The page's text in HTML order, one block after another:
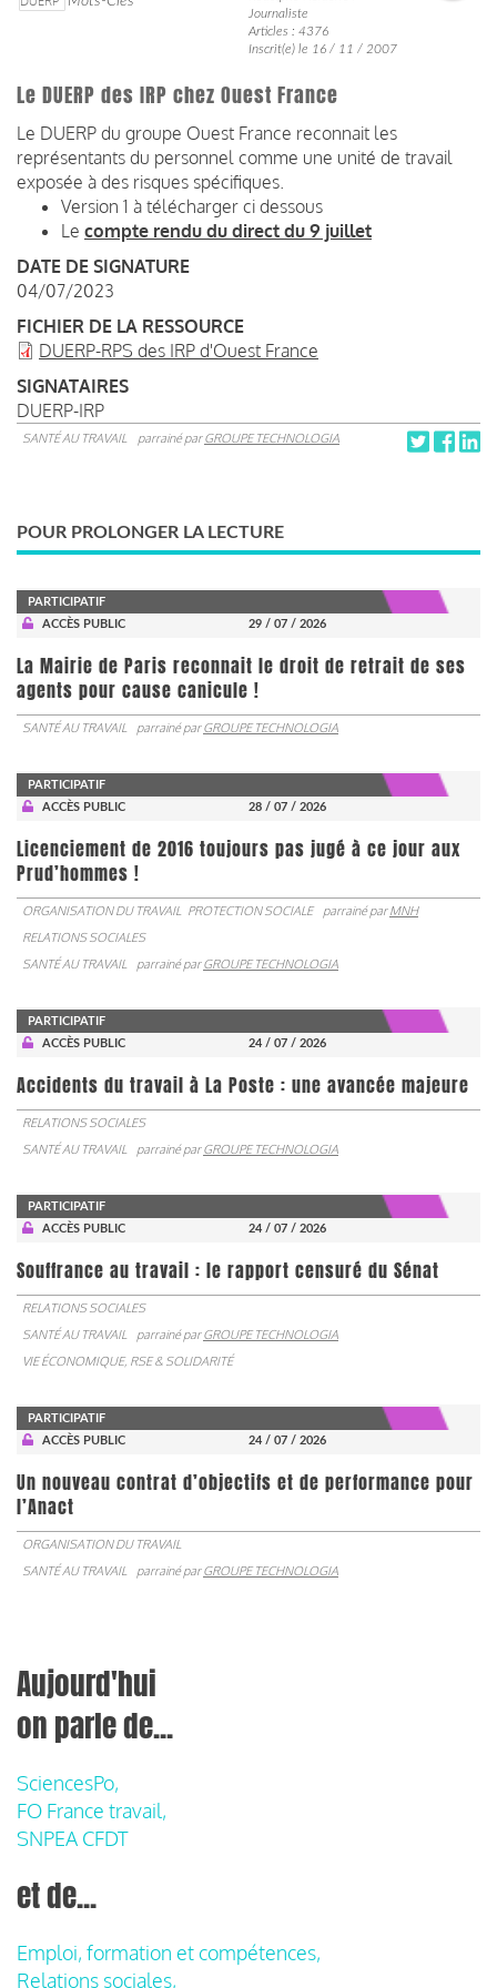
Journaliste
Articles : 4376
Inscrit(e) le 16 / 11 / 2007
Le DUERP des IRP chez Ouest France
Le DUERP du groupe Ouest France reconnait les
représentants du personnel comme une unité de travail
exposée à des risques spécifiques.
Version 1 à télécharger ci dessous
Le compte rendu du direct du 9 juillet
DATE DE SIGNATURE
04/07/2023
FICHIER DE LA RESSOURCE
DUERP-RPS des IRP d'Ouest France
SIGNATAIRES
DUERP-IRP
SANTÉ AU TRAVAIL parrainé parGROUPE TECHNOLOGIA
POUR PROLONGER LA LECTURE
PARTICIPATIF
ACCÈS PUBLIC
29 / 07 / 2026
La Mairie de Paris reconnait le droit de retrait de ses
agents pour cause canicule !
SANTÉ AU TRAVAIL parrainé parGROUPE TECHNOLOGIA
PARTICIPATIF
ACCÈS PUBLIC
28 / 07 / 2026
Licenciement de 2016 toujours pas jugé à ce jour aux
Prud’hommes !
ORGANISATION DU TRAVAIL PROTECTION SOCIALE parrainé parMNH
RELATIONS SOCIALES
SANTÉ AU TRAVAIL
parrainé parGROUPE TECHNOLOGIA
PARTICIPATIF
ACCÈS PUBLIC
24 / 07 / 2026
Accidents du travail à La Poste : une avancée majeure
RELATIONS SOCIALES
SANTÉ AU TRAVAIL
parrainé parGROUPE TECHNOLOGIA
PARTICIPATIF
ACCÈS PUBLIC
24 / 07 / 2026
Souffrance au travail : le rapport censuré du Sénat
RELATIONS SOCIALES
SANTÉ AU TRAVAIL
parrainé parGROUPE TECHNOLOGIA
VIE ÉCONOMIQUE, RSE & SOLIDARITÉ
PARTICIPATIF
ACCÈS PUBLIC
24 / 07 / 2026
Un nouveau contrat d’objectifs et de performance pour
l’Anact
ORGANISATION DU TRAVAIL
SANTÉ AU TRAVAIL
parrainé parGROUPE TECHNOLOGIA
Aujourd'hui
on parle de...
SciencesPo,
FO France travail,
SNPEA CFDT
et de...
Emploi, formation et compétences,
Relations sociales,